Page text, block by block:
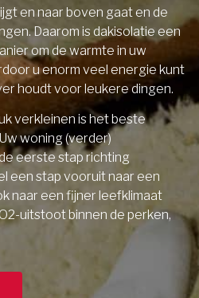
en naar boven gaat en de
Daarom is dakisolatie een
om de warmte in uw
u enorm veel energie kunt
houdt voor leukere dingen.
verkleinen is het beste
woning (verder)
eerste stap richting
een stap vooruit naar een
naar een fijner leefklimaat
uitstoot binnen de perken,